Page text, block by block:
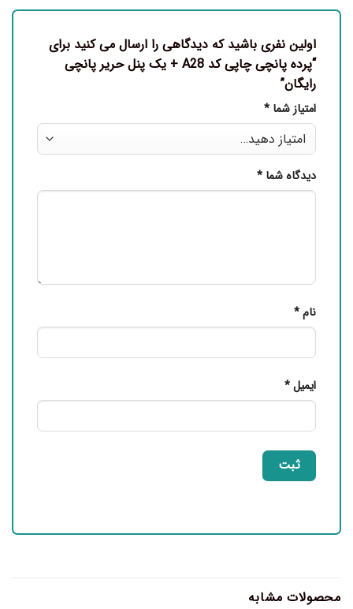
اولین نفری باشید که دیدگاهی را ارسال می کنید برای
“پرده پانچی چاپی کد A28 + یک پنل حریر پانچی
رایگان”
امتیاز شما *
دیدگاه شما *
نام*
ایمیل*
محصولات مشابه